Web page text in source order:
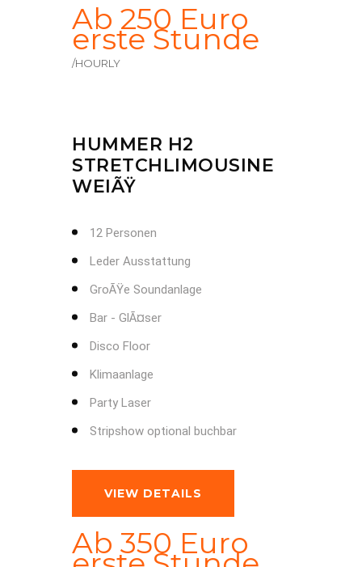
Ab 250 Euro
erste Stunde
/HOURLY
HUMMER H2
STRETCHLIMOUSINE
WEIÃŸ
12 Personen
Leder Ausstattung
GroÃŸe Soundanlage
Bar - GlÃ¤ser
Disco Floor
Klimaanlage
Party Laser
Stripshow optional buchbar
VIEW DETAILS
Ab 350 Euro